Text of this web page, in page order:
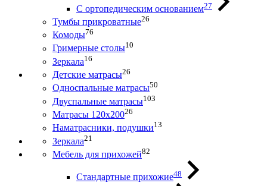
С ортопедическим основанием27
Тумбы прикроватные26
Комоды76
Гримерные столы10
Зеркала16
Детские матрасы26
Односпальные матрасы50
Двуспальные матрасы103
Матрасы 120х20026
Наматрасники, подушки13
Зеркала21
Мебель для прихожей82
Стандартные прихожие48